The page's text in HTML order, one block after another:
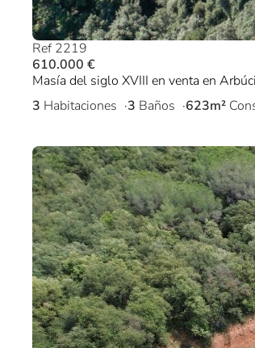
Ref 2219
610.000 €
Masía del siglo XVIII en venta en
3 Habitaciones 3 Baños 623m²